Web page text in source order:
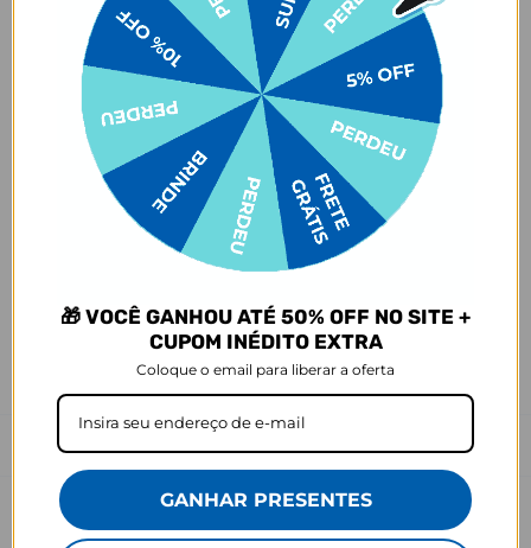
de acordo com a opção escolhida no momento da compra.
- Isso significa que a produção só começa após a confirmação do
pedido, e o item é criado exclusivamente com a estampa
selecionada,mesmo quando não há customização com nome
- Por isso, é super importante conferir com atenção todos os
detalhes antes de finalizar a compra, como modelo, estampa e
variações escolhidas.
- Após o início da produção,
não é possível realizar
cancelamentos ou alterações, pois o produto não pode retornar
fabricação, costura e montagem, e 6 meses contra defeitos de
*A imagem do produto é ilustrativa e pode variar de tonalidade e
cor de acordo com a configuração de cada tela.
Prazo de Postagem
🎁 VOCÊ GANHOU ATÉ 50% OFF NO SITE +
CUPOM INÉDITO EXTRA
Coloque o email para liberar a oferta
GANHAR PRESENTES